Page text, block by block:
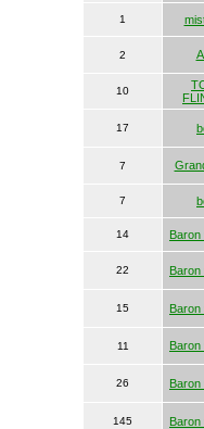
1
2
10
17
7
7
14
22
15
11
26
145